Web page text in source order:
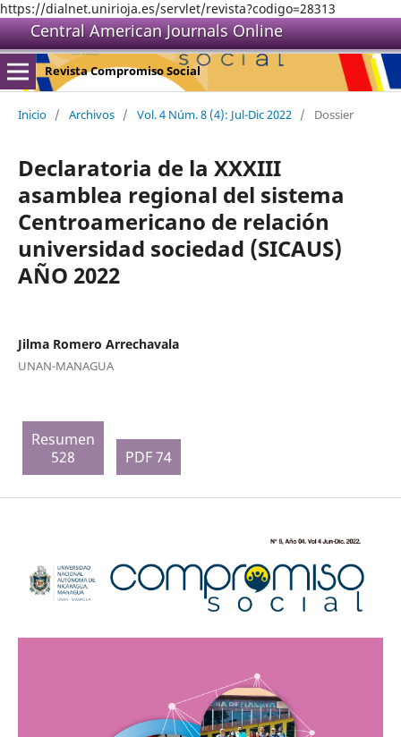
https://dialnet.unirioja.es/servlet/revista?codigo=28313
Central American Journals Online
Revista Compromiso Social
Inicio / Archivos / Vol. 4 Núm. 8 (4): Jul-Dic 2022 / Dossier
Declaratoria de la XXXIII
asamblea regional del sistema
Centroamericano de relación
universidad sociedad (SICAUS)
AÑO 2022
Jilma Romero Arrechavala
UNAN-MANAGUA
Resumen
528
PDF 74